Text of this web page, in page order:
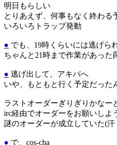
明日もらしい
とりあえず、何事もなく終わる
いろいろトラップ発動
● でも、19時くらいには逃げら
ちゃんと21時まで作業があった
● 逃げ出して、アキバへ
いや、もともと行く予定だっ
ラストオーダーぎりぎりかなー
irc経由でオーダーをお願いしよ
謎のオーダーが成立していた(汗
● で、cos-cha